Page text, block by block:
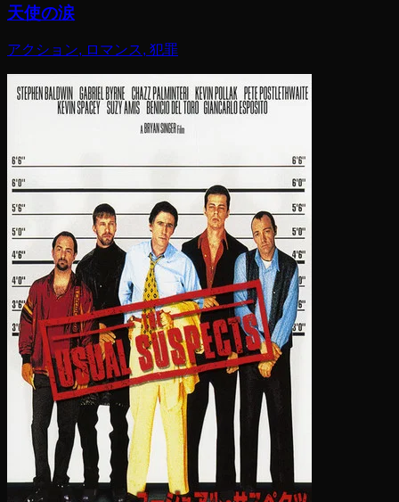
天使の涙
アクション, ロマンス, 犯罪